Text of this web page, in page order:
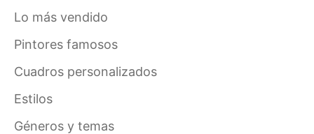
Lo más vendido
Pintores famosos
Cuadros personalizados
Estilos
Géneros y temas